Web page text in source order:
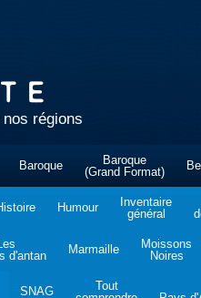
régions
Baroque
Baroque
(Grand Format)
Humour
Inventaire
général
d'antan
Marmaille
Moissons
Noires
SNAG
Tout